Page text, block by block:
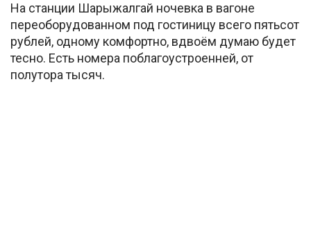
На станции Шарыжалгай ночевка в вагоне
переоборудованном под гостиницу всего пятьсот
рублей, одному комфортно, вдвоём думаю будет
тесно. Есть номера поблагоустроенней, от
полутора тысяч.